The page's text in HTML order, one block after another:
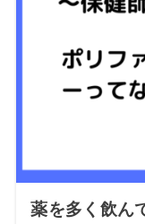
薬を多く飲ん